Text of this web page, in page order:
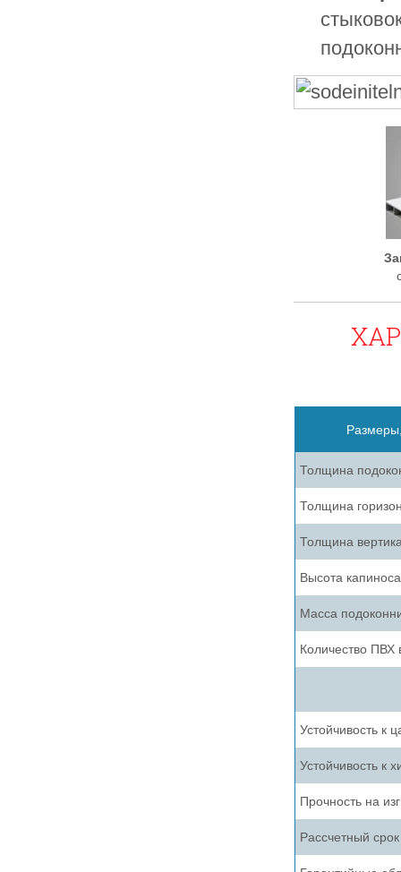
Толщина
Толщина
Толщина
Высота капиноса
Масса
Количество ПВХ
Устойчивость к
Устойчивость к
Прочность на
Рассчетный